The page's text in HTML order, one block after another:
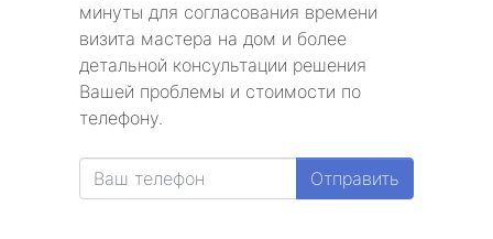
минуты для согласования времени
визита мастера на дом и более
детальной консультации решения
Вашей проблемы и стоимости по
телефону.
Отправить